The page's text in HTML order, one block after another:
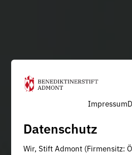
Impressum
Datenschutz
Wir, Stift Admont (Firmensitz: